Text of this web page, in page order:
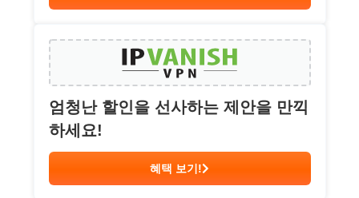
엄청난 할인을 선사하는 제안을 만끽
하세요!
혜택 보기!